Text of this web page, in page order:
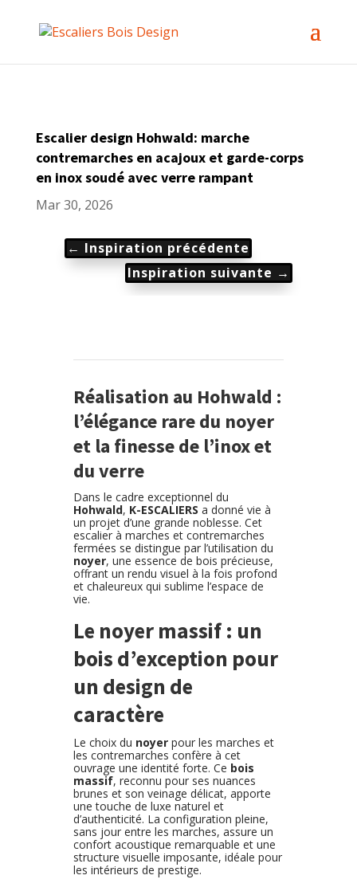
Escalier design Hohwald: marche
contremarches en acajoux et garde-corps
en inox soudé avec verre rampant
Mar 30, 2026
← Inspiration précédente
Inspiration suivante →
Réalisation au Hohwald :
l’élégance rare du noyer
et la finesse de l’inox et
du verre
Dans le cadre exceptionnel du
Hohwald, K-ESCALIERS a donné vie à
un projet d’une grande noblesse. Cet
escalier à marches et contremarches
fermées se distingue par l’utilisation du
noyer, une essence de bois précieuse,
offrant un rendu visuel à la fois profond
et chaleureux qui sublime l’espace de
vie.
Le noyer massif : un
bois d’exception pour
un design de
caractère
Le choix du noyer pour les marches et
les contremarches confère à cet
ouvrage une identité forte. Ce bois
massif, reconnu pour ses nuances
brunes et son veinage délicat, apporte
une touche de luxe naturel et
d’authenticité. La configuration pleine,
sans jour entre les marches, assure un
confort acoustique remarquable et une
structure visuelle imposante, idéale pour
les intérieurs de prestige.